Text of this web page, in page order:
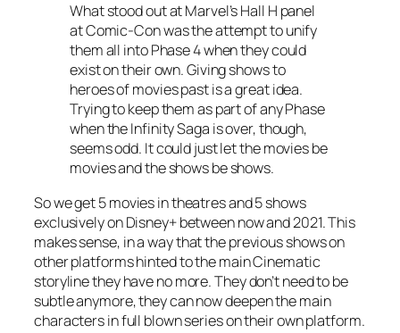
What stood out at Marvel’s Hall H panel
at Comic-Con was the attempt to unify
them all into Phase 4 when they could
exist on their own. Giving shows to
heroes of movies past is a great idea.
Trying to keep them as part of any Phase
when the Infinity Saga is over, though,
seems odd. It could just let the movies be
movies and the shows be shows.
So we get 5 movies in theatres and 5 shows
exclusively on Disney+ between now and 2021. This
makes sense, in a way that the previous shows on
other platforms hinted to the main Cinematic
storyline they have no more. They don’t need to be
subtle anymore, they can now deepen the main
characters in full blown series on their own platform.